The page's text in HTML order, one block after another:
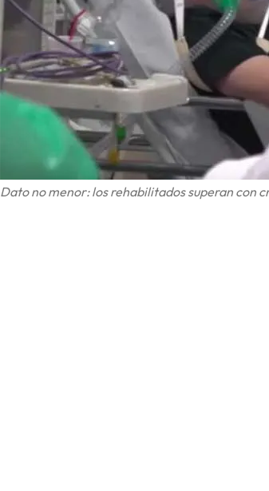
Dato no menor: los rehabilitados superan con